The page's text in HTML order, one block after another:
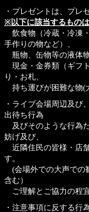
・プレゼントは、プレ
※以下に該当するものは
飲食物（冷蔵・冷凍
手作りの物など）、
瓶物、缶物等の液体
現金・金券類（ギフ
り・お札、
持ち運びが困難な物(
・ライブ会場周辺及び
出待ち行為
及びそのような行為
妨げ及び、
近隣住民の皆様・店
す。
(会場外での大声での
含む）
ご理解とご協力の程
・注意事項に反する行